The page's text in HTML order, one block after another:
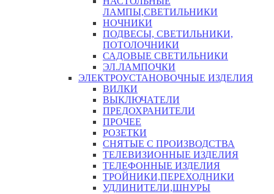
ЛАМПЫ,СВЕТИЛЬНИКИ
НОЧНИКИ
ПОДВЕСЫ, СВЕТИЛЬНИКИ,
ПОТОЛОЧНИКИ
САДОВЫЕ СВЕТИЛЬНИКИ
ЭЛ.ЛАМПОЧКИ
ЭЛЕКТРОУСТАНОВОЧНЫЕ ИЗДЕЛИЯ
ВИЛКИ
ВЫКЛЮЧАТЕЛИ
ПРЕДОХРАНИТЕЛИ
ПРОЧЕЕ
РОЗЕТКИ
СНЯТЫЕ С ПРОИЗВОДСТВА
ТЕЛЕВИЗИОННЫЕ ИЗДЕЛИЯ
ТЕЛЕФОННЫЕ ИЗДЕЛИЯ
ТРОЙНИКИ,ПЕРЕХОДНИКИ
УДЛИНИТЕЛИ,ШНУРЫ